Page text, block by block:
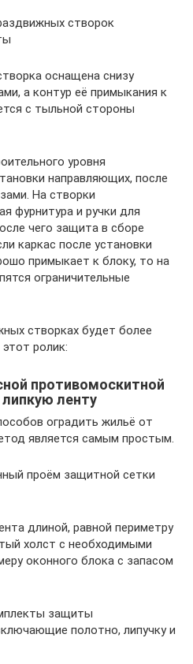
створок
оснащена снизу
а контур её примыкания к
с тыльной стороны
уровня
направляющих, после
На створки
фурнитура и ручки для
чего защита в сборе
каркас после установки
примыкает к блоку, то на
ограничительные
створках будет более
ролик:
противомоскитной
ленту
оградить жильё от
является самым простым.
проём защитной сетки
длиной, равной периметру
холст с необходимыми
оконного блока с запасом
защиты
полотно, липучку и